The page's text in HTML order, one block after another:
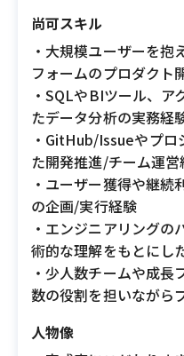
尚可スキル
・大規模ユーザーを
フォームのプロダクト
・SQLやBIツール、ア
たデータ分析の実務経
・GitHub/Issueやプロ
た開発推進/チーム運営
・ユーザー獲得や継続
の企画/実行経験
・エンジニアリングの
術的な理解をもとにし
・少人数チームや成長
数の役割を担いながら
人物像